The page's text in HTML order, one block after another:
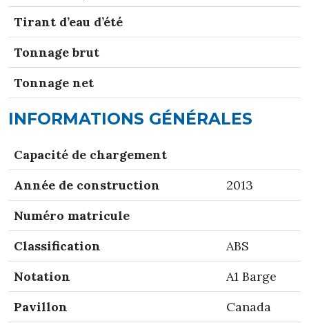
Tirant d’eau d’été
Tonnage brut
Tonnage net
INFORMATIONS GÉNÉRALES
Capacité de chargement
Année de construction
2013
Numéro matricule
Classification
ABS
Notation
A1 Barge
Pavillon
Canada